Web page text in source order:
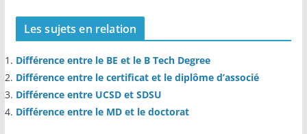
Les sujets en relation
Différence entre le BE et le B Tech Degree
Différence entre le certificat et le diplôme d’associé
Différence entre UCSD et SDSU
Différence entre le MD et le doctorat